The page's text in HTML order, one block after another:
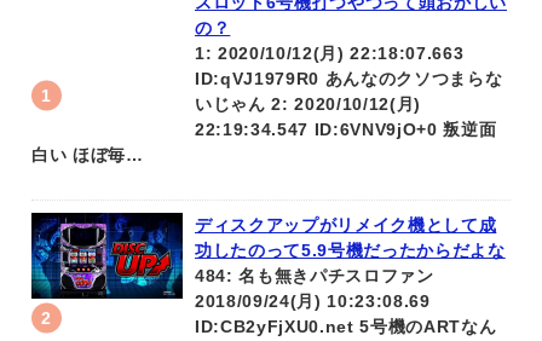
の？
1: 2020/10/12(月) 22:18:07.663
ID:qVJ1979R0 あんなのクソつまらな
いじゃん 2: 2020/10/12(月)
22:19:34.547 ID:6VNV9jO+0 叛逆面
白い ほぼ毎…
ディスクアップがリメイク機として成
功したのって5.9号機だったからだよな
484: 名も無きパチスロファン
2018/09/24(月) 10:23:08.69
ID:CB2yFjXU0.net 5号機のARTなん